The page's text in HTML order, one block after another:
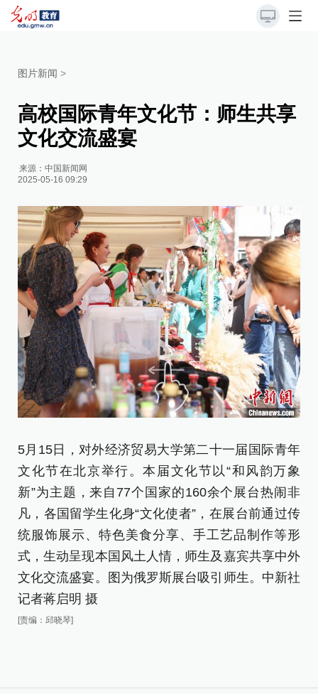
图片新闻 >
高校国际青年文化节：师生共享
文化交流盛宴
来源：中国新闻网
2025-05-16 09:29
5月15日，对外经济贸易大学第二十一届国际青年
文化节在北京举行。本届文化节以“和风韵万象
新”为主题，来自77个国家的160余个展台热闹非
凡，各国留学生化身“文化使者”，在展台前通过传
统服饰展示、特色美食分享、手工艺品制作等形
式，生动呈现本国风土人情，师生及嘉宾共享中外
文化交流盛宴。图为俄罗斯展台吸引师生。中新社
记者蒋启明 摄
[责编：邱晓琴]